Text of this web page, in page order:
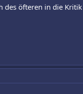
des öfteren in die